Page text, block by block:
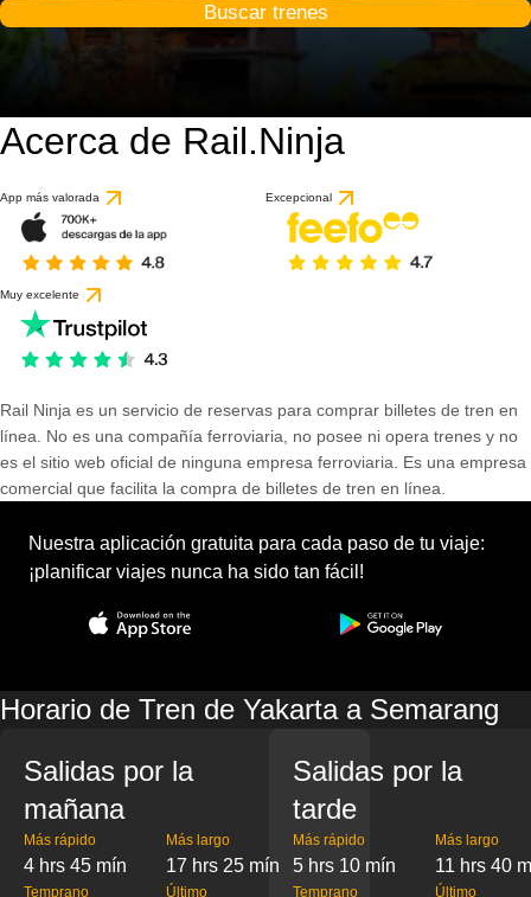
Buscar trenes
Acerca de Rail.Ninja
App más valorada Excepcional
Muy excelente
Rail Ninja es un servicio de reservas para comprar billetes de tren en
línea. No es una compañía ferroviaria, no posee ni opera trenes y no
es el sitio web oficial de ninguna empresa ferroviaria. Es una empresa
comercial que facilita la compra de billetes de tren en línea.
Nuestra aplicación gratuita para cada paso de tu viaje:
¡planificar viajes nunca ha sido tan fácil!
Horario de Tren de Yakarta a Semarang
Salidas por la
mañana
Más rápido
4 hrs 45 mín
Más largo
17 hrs 25 mín
Temprano Último
Salidas por la
tarde
Más rápido
5 hrs 10 mín
Más largo
11 hrs 40
Temprano Último